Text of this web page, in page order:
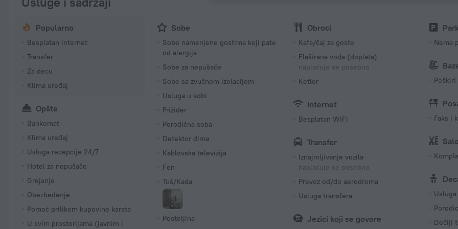
25 soba
Popularno
Besplatan internet
Transfer
Za decu
Klima uređaj
Opšte
Bankomat
Klima uređaj
Usluga recepcije 24/7
Hotel za nepušače
Grejanje
Obezbeđenje
Pomoć prilikom kupovine karata
U svim prostorijama (javnim i
Sobe
Sobe namenjene gostima koji pate
od alergija
Sobe za nepušače
Sobe sa zvučnom izolacijom
Usluga u sobi
Frižider
Porodična soba
Detektor dima
Kablovska televizija
Fen
Tuš/Kada
Posteljina
Obroci
Kafa/čaj za goste
Flaširana voda (doplata)
naplaćuje se posebno
Ketler
Internet
Besplatan WiFi
Transfer
Iznajmljivanje vozila
naplaćuje se posebno
Prevoz od/do aerodroma
Usluga transfera
Jezici koji se govore
Nema
Peškiri
Faks i
Dečiji